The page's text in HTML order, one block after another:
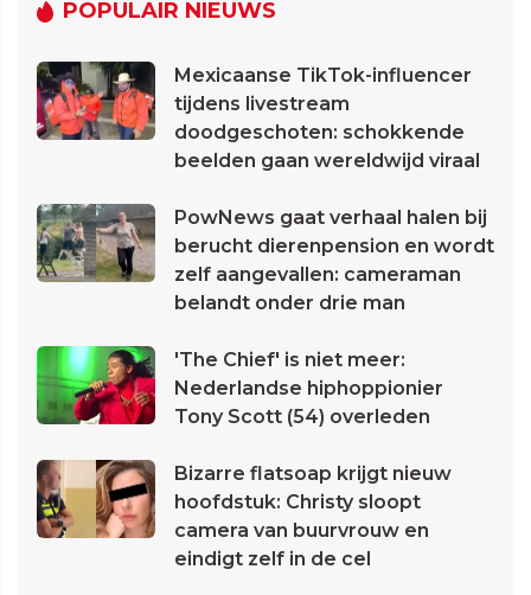
POPULAIR NIEUWS
Mexicaanse TikTok-influencer
tijdens livestream
doodgeschoten: schokkende
beelden gaan wereldwijd viraal
PowNews gaat verhaal halen bij
berucht dierenpension en wordt
zelf aangevallen: cameraman
belandt onder drie man
'The Chief' is niet meer:
Nederlandse hiphoppionier
Tony Scott (54) overleden
Bizarre flatsoap krijgt nieuw
hoofdstuk: Christy sloopt
camera van buurvrouw en
eindigt zelf in de cel